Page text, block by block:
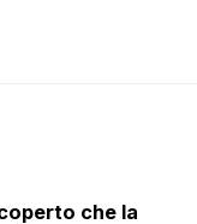
che la